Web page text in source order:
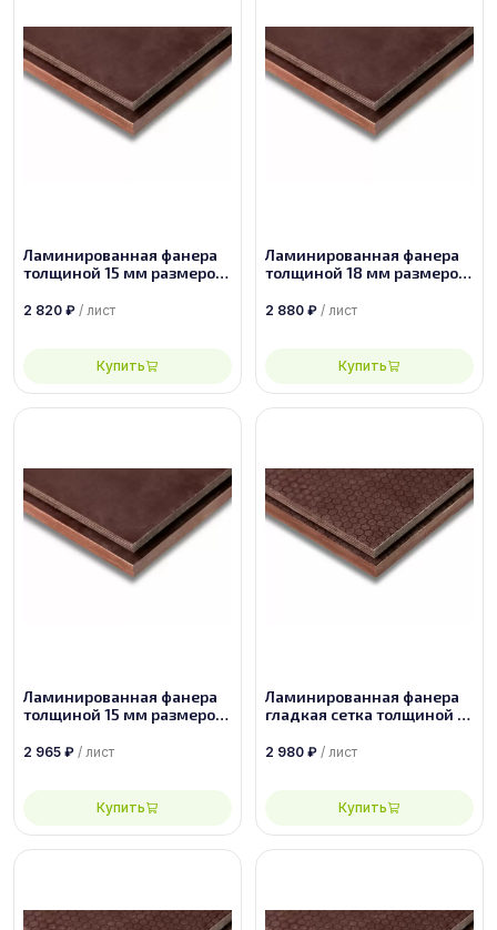
Ламинированная фанера
толщиной 15 мм размером
2 820 ₽ / лист
Купить
Ламинированная фанера
толщиной 18 мм размером
2 880 ₽ / лист
Купить
Ламинированная фанера
толщиной 15 мм размером
2 965 ₽ / лист
Купить
Ламинированная фанера
гладкая сетка толщиной 15
сорт 1/1
2 980 ₽ / лист
Купить